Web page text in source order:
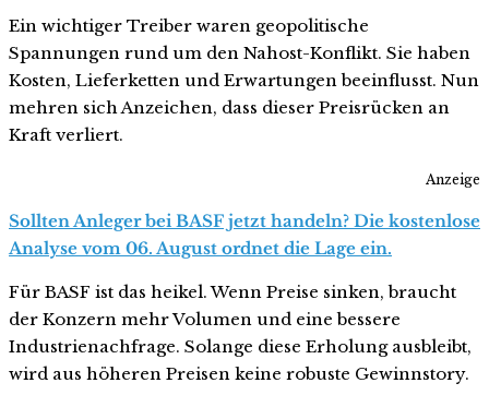
Ein wichtiger Treiber waren geopolitische
Spannungen rund um den Nahost-Konflikt. Sie haben
Kosten, Lieferketten und Erwartungen beeinflusst. Nun
mehren sich Anzeichen, dass dieser Preisrücken an
Kraft verliert.
Anzeige
Sollten Anleger bei BASF jetzt handeln? Die kostenlose
Analyse vom 06. August ordnet die Lage ein.
Für BASF ist das heikel. Wenn Preise sinken, braucht
der Konzern mehr Volumen und eine bessere
Industrienachfrage. Solange diese Erholung ausbleibt,
wird aus höheren Preisen keine robuste Gewinnstory.